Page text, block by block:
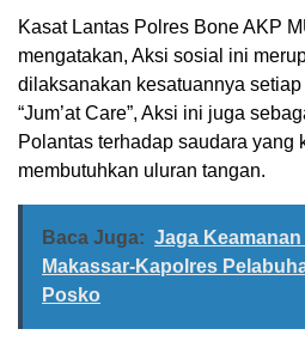
Kasat Lantas Polres Bone AKP
mengatakan, Aksi sosial ini
dilaksanakan kesatuannya setiap
“Jum’at Care”, Aksi ini juga
Polantas terhadap saudara yang
membutuhkan uluran tangan.
Baca Juga: Jaga Keamanan
Makassar-Kapolres
Posko